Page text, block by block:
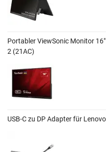
Portabler ViewSonic Monitor
2 (21AC)
USB-C zu DP Adapter für